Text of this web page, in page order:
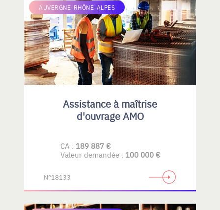
AUVERGNE-RHÔNE-ALPES
Assistance à maîtrise
d'ouvrage AMO
CA : 189 887 €
Valeur demandée : 100 000 €
N°18133